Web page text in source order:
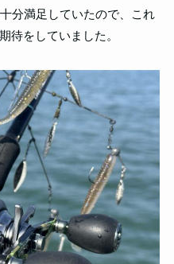
分満足していたので、これ
待をしていました。